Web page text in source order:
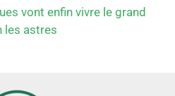
vont enfin vivre le grand
les astres